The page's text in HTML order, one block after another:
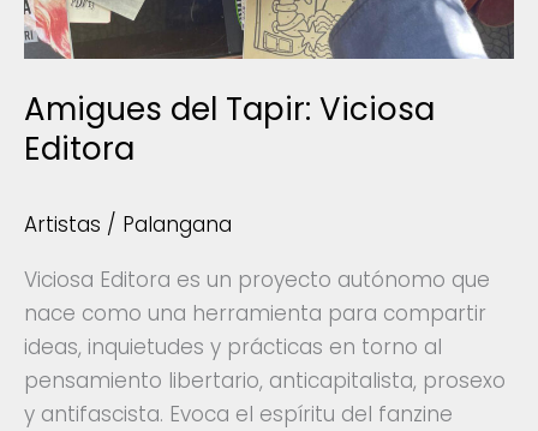
Amigues del Tapir: Viciosa
Editora
Artistas / Palangana
Viciosa Editora es un proyecto autónomo que
nace como una herramienta para compartir
ideas, inquietudes y prácticas en torno al
pensamiento libertario, anticapitalista, prosexo
y antifascista. Evoca el espíritu del fanzine